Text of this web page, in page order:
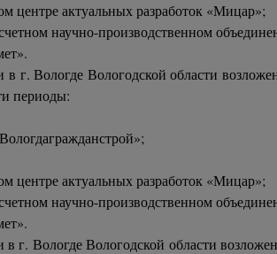
центре актуальных разработок «Мицар»;
научно-производственном
Вологде Вологодской области
периоды:
центре актуальных разработок «Мицар»;
научно-производственном
Вологде Вологодской области